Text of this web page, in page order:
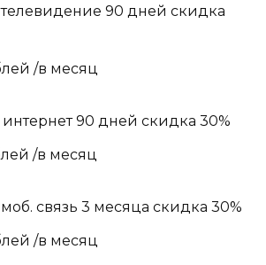
телевидение 90 дней скидка
/в месяц
90 дней скидка 30%
/в месяц
связь 3 месяца скидка 30%
/в месяц